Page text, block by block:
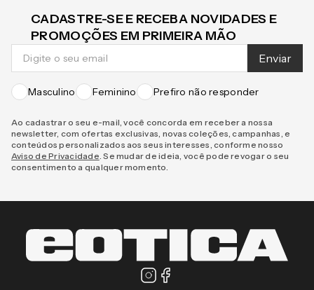
CADASTRE-SE E RECEBA NOVIDADES E
PROMOÇÕES EM PRIMEIRA MÃO
Enviar
Masculino Feminino Prefiro não responder
Ao cadastrar o seu e-mail, você concorda em receber a nossa
newsletter, com ofertas exclusivas, novas coleções, campanhas, e
conteúdos personalizados aos seus interesses, conforme nosso
Aviso de Privacidade . Se mudar de ideia, você pode revogar o seu
consentimento a qualquer momento.